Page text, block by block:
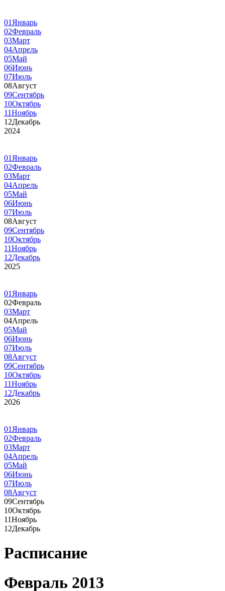
01 Январь
02Февраль
03Март
04Апрель
05Май
06Июнь
07Июль
08Август
09Сентябрь
10Октябрь
11Ноябрь
12Декабрь
2024
01 Январь
02Февраль
03Март
04Апрель
05Май
06Июнь
07Июль
08Август
09Сентябрь
10Октябрь
11Ноябрь
12Декабрь
2025
01 Январь
02Февраль
03Март
04Апрель
05Май
06Июнь
07Июль
08Август
09Сентябрь
10Октябрь
11Ноябрь
12Декабрь
2026
01 Январь
02Февраль
03Март
04Апрель
05Май
06Июнь
07Июль
08Август
09Сентябрь
10Октябрь
11Ноябрь
12Декабрь
Расписание
Февраль 2013